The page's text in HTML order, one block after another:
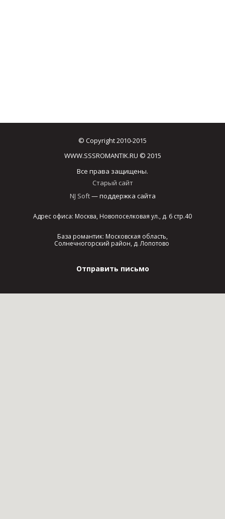
© Copyright 2010-2015
WWW.SSSROMANTIK.RU © 2015
Все права защищены.
Старый сайт
NJ Soft— поддержка сайта
Адрес офиса: Москва, Новопоселковая ул., д. 6 стр.40
База романтик: Московская область,
Солнечногорский район, д. Лопотово
Отправить письмо